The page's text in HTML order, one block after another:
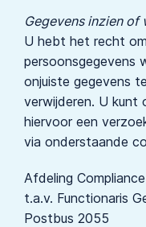
Gegevens inzien of
U hebt het recht
persoonsgegevens
onjuiste gegevens
verwijderen. U kunt
hiervoor een
via onderstaande
Afdeling Compliance
t.a.v. Functionaris
Postbus 2055